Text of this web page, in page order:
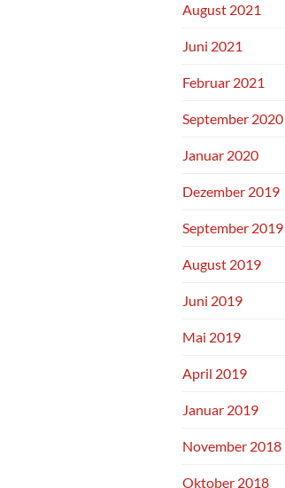
August 2021
Juni 2021
Februar 2021
September 2020
Januar 2020
Dezember 2019
September 2019
August 2019
Juni 2019
Mai 2019
April 2019
Januar 2019
November 2018
Oktober 2018